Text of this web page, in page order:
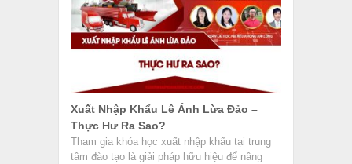
Xuất Nhập Khẩu Lê Ánh Lừa Đảo –
Thực Hư Ra Sao?
Tham gia khóa học xuất nhập khẩu tại trung
tâm đào tạo là giải pháp hữu hiệu để nâng